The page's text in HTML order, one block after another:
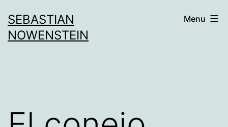
au
contenu
SEBASTIAN
NOWENSTEIN
Menu